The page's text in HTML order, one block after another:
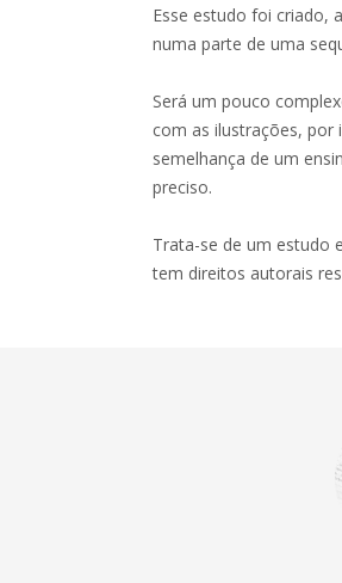
Esse estudo foi criado,
numa parte de uma
Será um pouco
com as ilustrações,
semelhança de um
preciso.
Trata-se de um estudo
tem direitos autorais